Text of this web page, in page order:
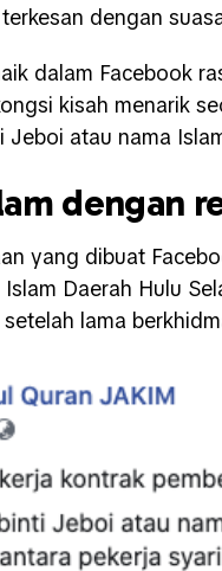
dengan
dalam Facebook
kisah menarik
Jeboi atau nama
dengan
yang dibuat
Daerah Hulu
lama